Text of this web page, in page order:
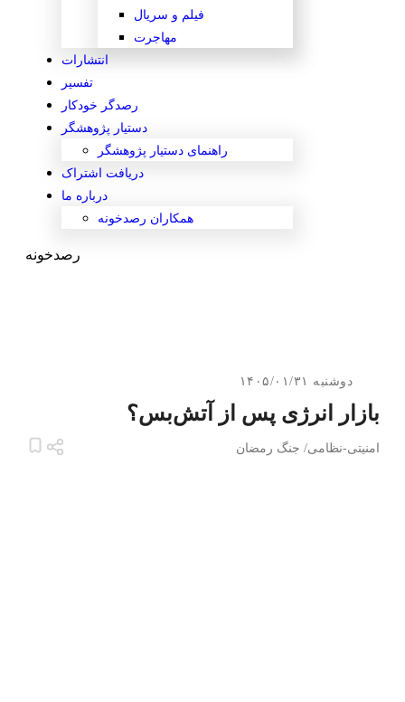
فیلم و سریال
مهاجرت
انتشارات
تفسیر
رصدگر خودکار
دستیار پژوهشگر
راهنمای دستیار پژوهشگر
دریافت اشتراک
درباره ما
همکاران رصدخونه
رصدخونه
دوشنبه ۱۴۰۵/۰۱/۳۱
بازار انرژی پس از آتش‌بس؟
امنیتی-نظامی/ جنگ رمضان